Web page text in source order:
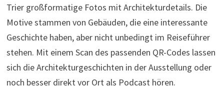
Trier großformatige Fotos mit Architekturdetails. Die
Motive stammen von Gebäuden, die eine interessante
Geschichte haben, aber nicht unbedingt im Reiseführer
stehen. Mit einem Scan des passenden QR-Codes lassen
sich die Architekturgeschichten in der Ausstellung oder
noch besser direkt vor Ort als Podcast hören.